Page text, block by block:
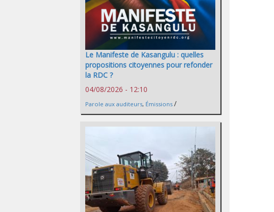
Le Manifeste de Kasangulu : quelles
propositions citoyennes pour refonder
la RDC ?
04/08/2026 - 12:10
Parole aux auditeurs, Émissions /